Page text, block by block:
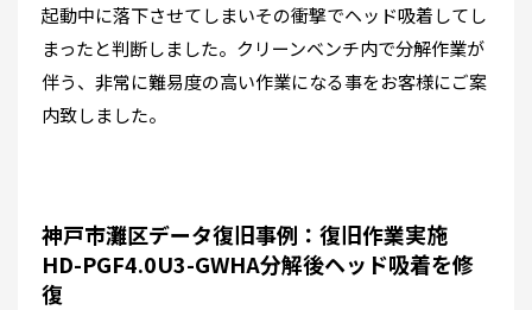
起動中に落下させてしまいその衝撃でヘッド吸着してし
まったと判断しました。クリーンベンチ内で分解作業が
伴う、非常に難易度の高い作業になる事をお客様にご案
内致しました。
神戸市灘区データ復旧事例：復旧作業実施
HD-PGF4.0U3-GWHA分解後ヘッド吸着を修
復